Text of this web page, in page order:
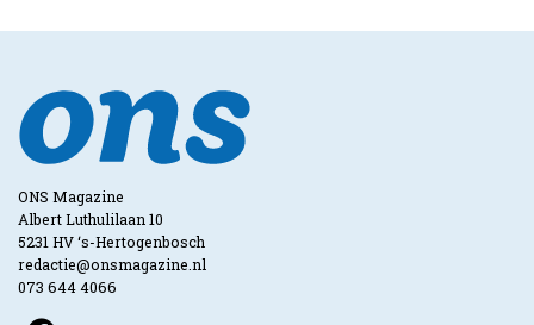
ONS Magazine
Albert Luthulilaan 10
5231 HV ‘s-Hertogenbosch
redactie@onsmagazine.nl
073 644 4066